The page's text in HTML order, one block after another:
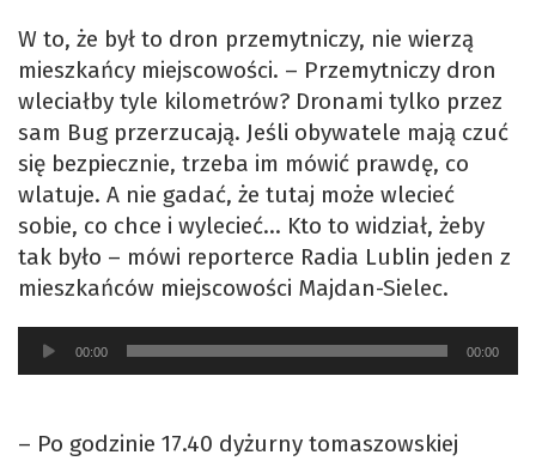
W to, że był to dron przemytniczy, nie wierzą
mieszkańcy miejscowości. – Przemytniczy dron
wleciałby tyle kilometrów? Dronami tylko przez
sam Bug przerzucają. Jeśli obywatele mają czuć
się bezpiecznie, trzeba im mówić prawdę, co
wlatuje. A nie gadać, że tutaj może wlecieć
sobie, co chce i wylecieć… Kto to widział, żeby
tak było – mówi reporterce Radia Lublin jeden z
mieszkańców miejscowości Majdan-Sielec.
Odtwarzacz
plików
00:00 00:00
– Po godzinie 17.40 dyżurny tomaszowskiej